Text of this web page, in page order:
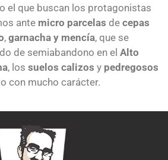
el que buscan los protagonistas
ante micro parcelas de cepas
, garnacha y mencía, que se
de semiabandono en el Alto
, los suelos calizos y pedregosos
con mucho carácter.